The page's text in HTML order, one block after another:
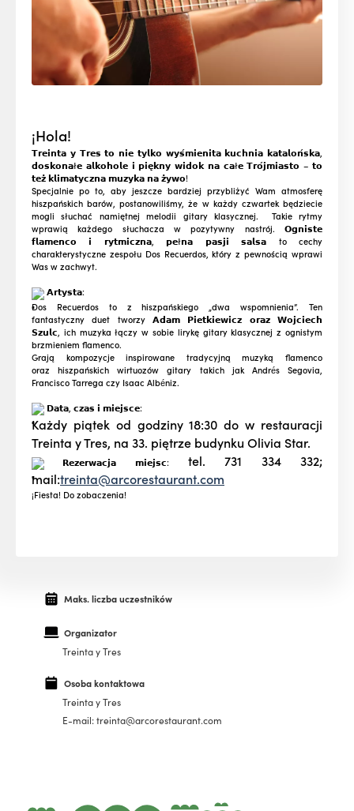
¡Hola!
𝗧𝗿𝗲𝗶𝗻𝘁𝗮 𝘆 𝗧𝗿𝗲𝘀 𝘁𝗼 𝗻𝗶𝗲 𝘁𝘆𝗹𝗸𝗼 𝘄𝘆𝘀́𝗺𝗶𝗲𝗻𝗶𝘁𝗮 𝗸𝘂𝗰𝗵𝗻𝗶𝗮 𝗸𝗮𝘁𝗮𝗹𝗼𝗻́𝘀𝗸𝗮,
𝗱𝗼𝘀𝗸𝗼𝗻𝗮ł𝗲 𝗮𝗹𝗸𝗼𝗵𝗼𝗹𝗲 𝗶 𝗽𝗶𝗲̨𝗸𝗻𝘆 𝘄𝗶𝗱𝗼𝗸 𝗻𝗮 𝗰𝗮ł𝗲 𝗧𝗿𝗼́𝗷𝗺𝗶𝗮𝘀𝘁𝗼 – 𝘁𝗼
𝘁𝗲𝘇̇ 𝗸𝗹𝗶𝗺𝗮𝘁𝘆𝗰𝘇𝗻𝗮 𝗺𝘂𝘇𝘆𝗸𝗮 𝗻𝗮 𝘇̇𝘆𝘄𝗼!
Specjalnie po to, aby jeszcze bardziej przybliżyć Wam atmosferę
hiszpańskich barów, postanowiliśmy, że w każdy czwartek będziecie
mogli słuchać namiętnej melodii gitary klasycznej. Takie rytmy
wprawią każdego słuchacza w pozytywny nastrój. 𝗢𝗴𝗻𝗶𝘀𝘁𝗲
𝗳𝗹𝗮𝗺𝗲𝗻𝗰𝗼 𝗶 𝗿𝘆𝘁𝗺𝗶𝗰𝘇𝗻𝗮, 𝗽𝗲ł𝗻𝗮 𝗽𝗮𝘀𝗷𝗶 𝘀𝗮𝗹𝘀𝗮 to cechy
charakterystyczne zespołu Dos Recuerdos, który z pewnością wprawi
Was w zachwyt.
𝗔𝗿𝘁𝘆𝘀𝘁𝗮:
Dos Recuerdos to z hiszpańskiego „dwa wspomnienia”. Ten
fantastyczny duet tworzy 𝗔𝗱𝗮𝗺 𝗣𝗶𝗲𝘁𝗸𝗶𝗲𝘄𝗶𝗰𝘇 𝗼𝗿𝗮𝘇 𝗪𝗼𝗷𝗰𝗶𝗲𝗰𝗵
𝗦𝘇𝘂𝗹𝗰, ich muzyka łączy w sobie lirykę gitary klasycznej z ognistym
brzmieniem flamenco.
Grają kompozycje inspirowane tradycyjną muzyką flamenco
oraz hiszpańskich wirtuozów gitary takich jak Andrés Segovia,
Francisco Tarrega czy Isaac Albéniz.
𝗗𝗮𝘁𝗮, 𝗰𝘇𝗮𝘀 𝗶 𝗺𝗶𝗲𝗷𝘀𝗰𝗲:
Każdy piątek od godziny 18:30 do w restauracji
Treinta y Tres, na 33. piętrze budynku Olivia Star.
𝗥𝗲𝘇𝗲𝗿𝘄𝗮𝗰𝗷𝗮 𝗺𝗶𝗲𝗷𝘀𝗰:
tel. 731 334 332;
mail:treinta@arcorestaurant.com
¡Fiesta! Do zobaczenia!
Maks. liczba uczestników
Organizator
Treinta y Tres
Osoba kontaktowa
Treinta y Tres
E-mail: treinta@arcorestaurant.com